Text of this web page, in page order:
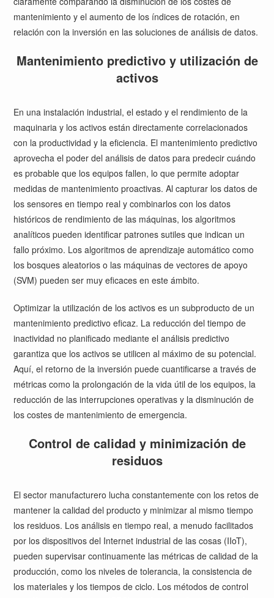
mantenimiento y el aumento de los índices de rotación, en
relación con la inversión en las soluciones de análisis de datos.
Mantenimiento predictivo y utilización de
activos
En una instalación industrial, el estado y el rendimiento de la
maquinaria y los activos están directamente correlacionados
con la productividad y la eficiencia. El mantenimiento predictivo
aprovecha el poder del análisis de datos para predecir cuándo
es probable que los equipos fallen, lo que permite adoptar
medidas de mantenimiento proactivas. Al capturar los datos de
los sensores en tiempo real y combinarlos con los datos
históricos de rendimiento de las máquinas, los algoritmos
analíticos pueden identificar patrones sutiles que indican un
fallo próximo. Los algoritmos de aprendizaje automático como
los bosques aleatorios o las máquinas de vectores de apoyo
(SVM) pueden ser muy eficaces en este ámbito.
Optimizar la utilización de los activos es un subproducto de un
mantenimiento predictivo eficaz. La reducción del tiempo de
inactividad no planificado mediante el análisis predictivo
garantiza que los activos se utilicen al máximo de su potencial.
Aquí, el retorno de la inversión puede cuantificarse a través de
métricas como la prolongación de la vida útil de los equipos, la
reducción de las interrupciones operativas y la disminución de
los costes de mantenimiento de emergencia.
Control de calidad y minimización de
residuos
El sector manufacturero lucha constantemente con los retos de
mantener la calidad del producto y minimizar al mismo tiempo
los residuos. Los análisis en tiempo real, a menudo facilitados
por los dispositivos del Internet industrial de las cosas (IIoT),
pueden supervisar continuamente las métricas de calidad de la
producción, como los niveles de tolerancia, la consistencia de
los materiales y los tiempos de ciclo. Los métodos de control